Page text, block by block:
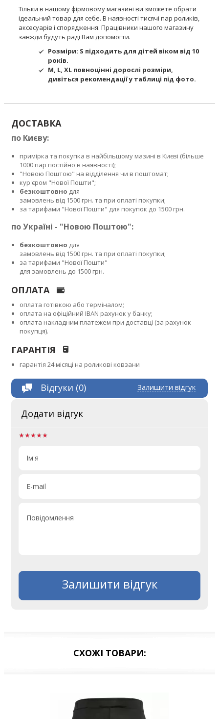
Тільки в нашому фірмовому магазині ви зможете обрати
ідеальний товар для себе. В наявності тисячі пар роликів,
аксесуарів і спорядження. Працівники нашого магазину
завжди будуть раді Вам допомогти.
Розміри: S підходить для дітей віком від 10
років.
M, L, XL повноцінні дорослі розміри,
дивіться рекомендації у таблиці під фото.
ДОСТАВКА
по Києву:
примірка та покупка в найбільшому мазині в Києві (більше
1000 пар постійно в наявності);
"Новою Поштою" на відділення чи в поштомат;
кур'єром "Нової Пошти";
безкоштовно для
замовлень від 1500 грн. та при оплаті покупки;
за тарифами "Нової Пошти" для покупок до 1500 грн.
по Україні - "Новою Поштою":
безкоштовно для
замовлень від 1500 грн. та при оплаті покупки;
за тарифами "Нової Пошти"
для замовлень до 1500 грн.
ОПЛАТА
оплата готівкою або терміналом;
оплата на офіційний IBAN рахунок у банку;
оплата накладним платежем при доставці (за рахунок
покупця).
ГАРАНТІЯ
гарантія 24 місяці на роликові ковзани
Залишити відгук
Відгуки (0)
Додати відгук
Ім'я
E-mail
Повідомлення
Залишити відгук
СХОЖІ ТОВАРИ: